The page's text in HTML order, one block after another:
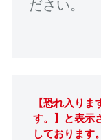
ださい。
【恐れ入り
す。】と表示
しております。